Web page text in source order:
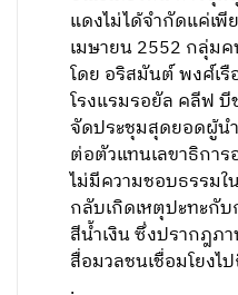
แดงไม่ได้จำกัดแค่เพี
เมษายน 2552 กลุ่ม
โดย อริสมันต์ พงศ์เรื
โรงแรมรอยัล คลีฟ
จัดประชุมสุดยอดผู้น
ต่อตัวแทนเลขาธิการ
ไม่มีความชอบธรรมใ
กลับเกิดเหตุปะทะกั
สีน้ำเงิน ซึ่งปรากฎภ
สื่อมวลชนเชื่อมโยงไ
.